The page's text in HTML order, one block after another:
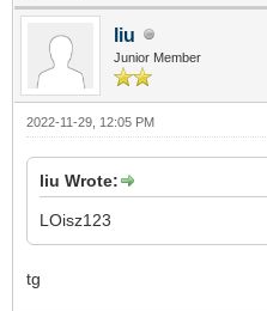
liu
Junior Member
2022-11-29, 12:05 PM
liu Wrote:
LOisz123
tg